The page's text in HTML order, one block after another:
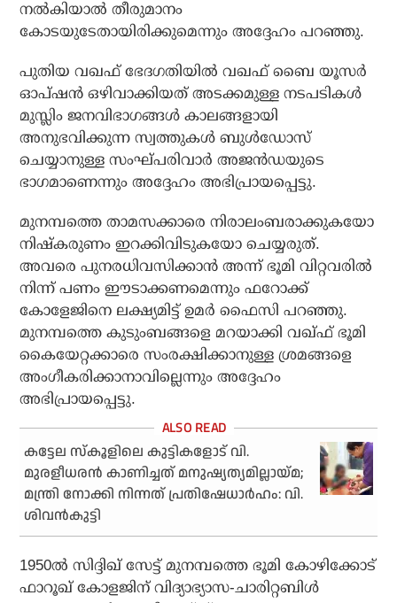
നല്‍കിയാല്‍ തീരുമാനം
കോടയുടേതായിരിക്കുമെന്നും അദ്ദേഹം പറഞ്ഞു.
പുതിയ വഖഫ് ഭേദഗതിയില്‍ വഖഫ് ബൈ യൂസര്‍
ഓപ്ഷന്‍ ഒഴിവാക്കിയത് അടക്കമുള്ള നടപടികള്‍
മുസ്ലിം ജനവിഭാഗങ്ങള്‍ കാലങ്ങളായി
അനുഭവിക്കുന്ന സ്വത്തുകള്‍ ബുള്‍ഡോസ്
ചെയ്യാനുള്ള സംഘ്പരിവാര്‍ അജന്‍ഡയുടെ
ഭാഗമാണെന്നും അദ്ദേഹം അഭിപ്രായപ്പെട്ടു.
മുനമ്പത്തെ താമസക്കാരെ നിരാലംബരാക്കുകയോ
നിഷ്‌കരുണം ഇറക്കിവിടുകയോ ചെയ്യരുത്.
അവരെ പുനരധിവസിക്കാന്‍ അന്ന് ഭൂമി വിറ്റവരില്‍
നിന്ന് പണം ഈടാക്കണമെന്നും ഫറോക്ക്
കോളേജിനെ ലക്ഷ്യമിട്ട് ഉമര്‍ ഫൈസി പറഞ്ഞു.
മുനമ്പത്തെ കുടുംബങ്ങളെ മറയാക്കി വഖ്ഫ് ഭൂമി
കൈയേറ്റക്കാരെ സംരക്ഷിക്കാനുള്ള ശ്രമങ്ങളെ
അംഗീകരിക്കാനാവില്ലെന്നും അദ്ദേഹം
അഭിപ്രായപ്പെട്ടു.
കട്ടേല സ്‌കൂളിലെ കുട്ടികളോട് വി.
മുരളീധരന്‍ കാണിച്ചത് മനുഷ്യത്യമില്ലായ്മ;
മന്ത്രി നോക്കി നിന്നത് പ്രതിഷേധാര്‍ഹം: വി.
ശിവന്‍കുട്ടി
1950ല്‍ സിദ്ദിഖ് സേട്ട് മുനമ്പത്തെ ഭൂമി കോഴിക്കോട്
ഫാറൂഖ് കോളജിന് വിദ്യാഭ്യാസ-ചാരിറ്റബിള്‍